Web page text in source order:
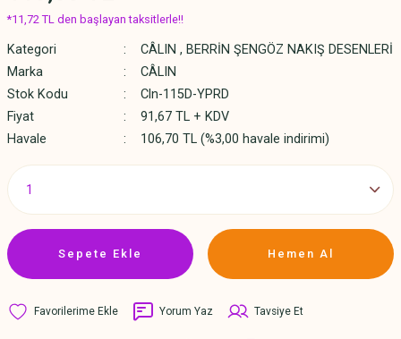
*11,72 TL den başlayan taksitlerle!!
Kategori CÂLIN , BERRİN ŞENGÖZ NAKIŞ DESENLERİ
Marka
CÂLIN
Stok Kodu
Cln-115D-YPRD
Fiyat
91,67 TL + KDV
Havale
106,70 TL (%3,00 havale indirimi)
Sepete Ekle Hemen Al
Yorum Yaz Tavsiye Et